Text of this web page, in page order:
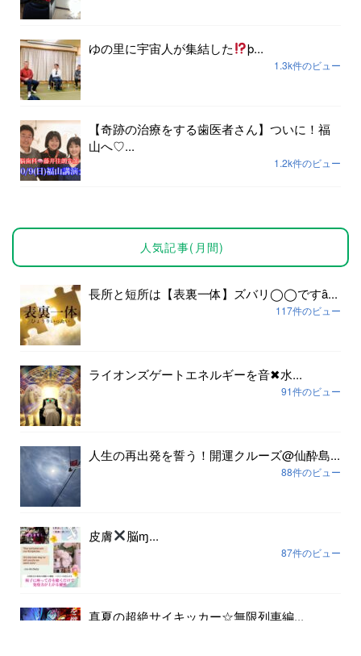
ゆの里に宇宙人が集結した þ...
1.3k件のビュー
【奇跡の治療をする歯医者さん】ついに！福
山へ♡...
1.2k件のビュー
人気記事(月間)
長所と短所は【表裏一体】ズバリ◯◯ですȃ...
117件のビュー
ライオンズゲートエネルギーを音✖︎水...
91件のビュー
人生の再出発を誓う！開運クルーズ@仙酔島...
88件のビュー
皮膚 脳ɱ...
87件のビュー
真夏の超絶サイキッカー☆無限列車編...